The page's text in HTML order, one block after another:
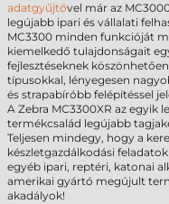
adatgyűjtővel már az
legújabb ipari és vállalati
MC3300 minden funkcióját
kiemelkedő tulajdonságait
fejlesztéseknek
típusokkal, lényegesen
és strapabíróbb felépítéssel
A Zebra MC3300XR az egyik
termékcsalád legújabb
Teljesen mindegy, hogy a
készletgazdálkodási
egyéb ipari, reptéri, katonai
amerikai gyártó megújult
akadályok!